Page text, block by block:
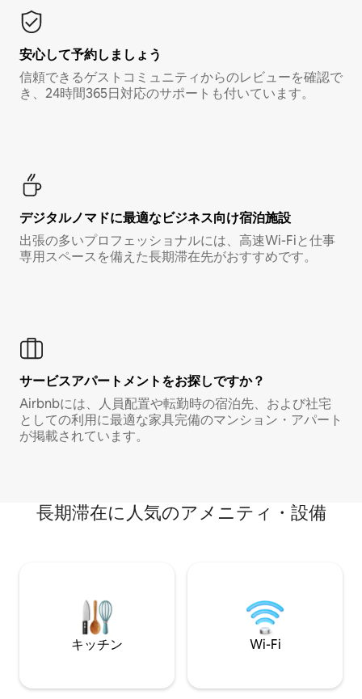
安心して予約しましょう
信頼できるゲストコミュニティからのレビューを確認で
き、24時間365日対応のサポートも付いています。
デジタルノマド⁠に最⁠適⁠なビ⁠ジ⁠ネ⁠ス⁠向⁠け宿⁠泊⁠施⁠設
出張の多いプロフェッショナルには、高速Wi-Fiと仕事
専用スペースを備えた長期滞在先がおすすめです。
サービスアパートメントをお探しですか？
Airbnbには、人員配置や転勤時の宿泊先、および社宅
としての利用に最適な家具完備のマンション・アパート
が掲載されています。
長期滞在に人気のアメニティ・設備
キッチン Wi-Fi